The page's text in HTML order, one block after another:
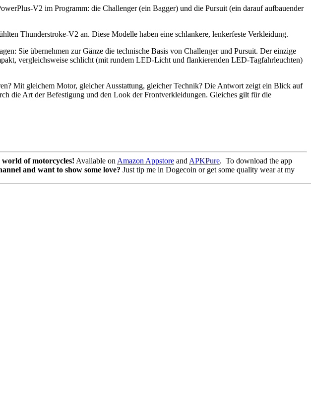
V2 im Programm: die Challenger (ein Bagger) und die Pursuit (ein darauf aufbauender
Thunderstroke-V2 an. Diese Modelle haben eine schlankere, lenkerfeste Verkleidung.
Sie übernehmen zur Gänze die technische Basis von Challenger und Pursuit. Der einzige
vergleichsweise schlicht (mit rundem LED-Licht und flankierenden LED-Tagfahrleuchten)
Mit gleichem Motor, gleicher Ausstattung, gleicher Technik? Die Antwort zeigt ein Blick auf
die Art der Befestigung und den Look der Frontverkleidungen. Gleiches gilt für die
of motorcycles! Available on Amazon Appstore and APKPure. To download the app
and want to show some love? Just tip me in Dogecoin or get some quality wear at my